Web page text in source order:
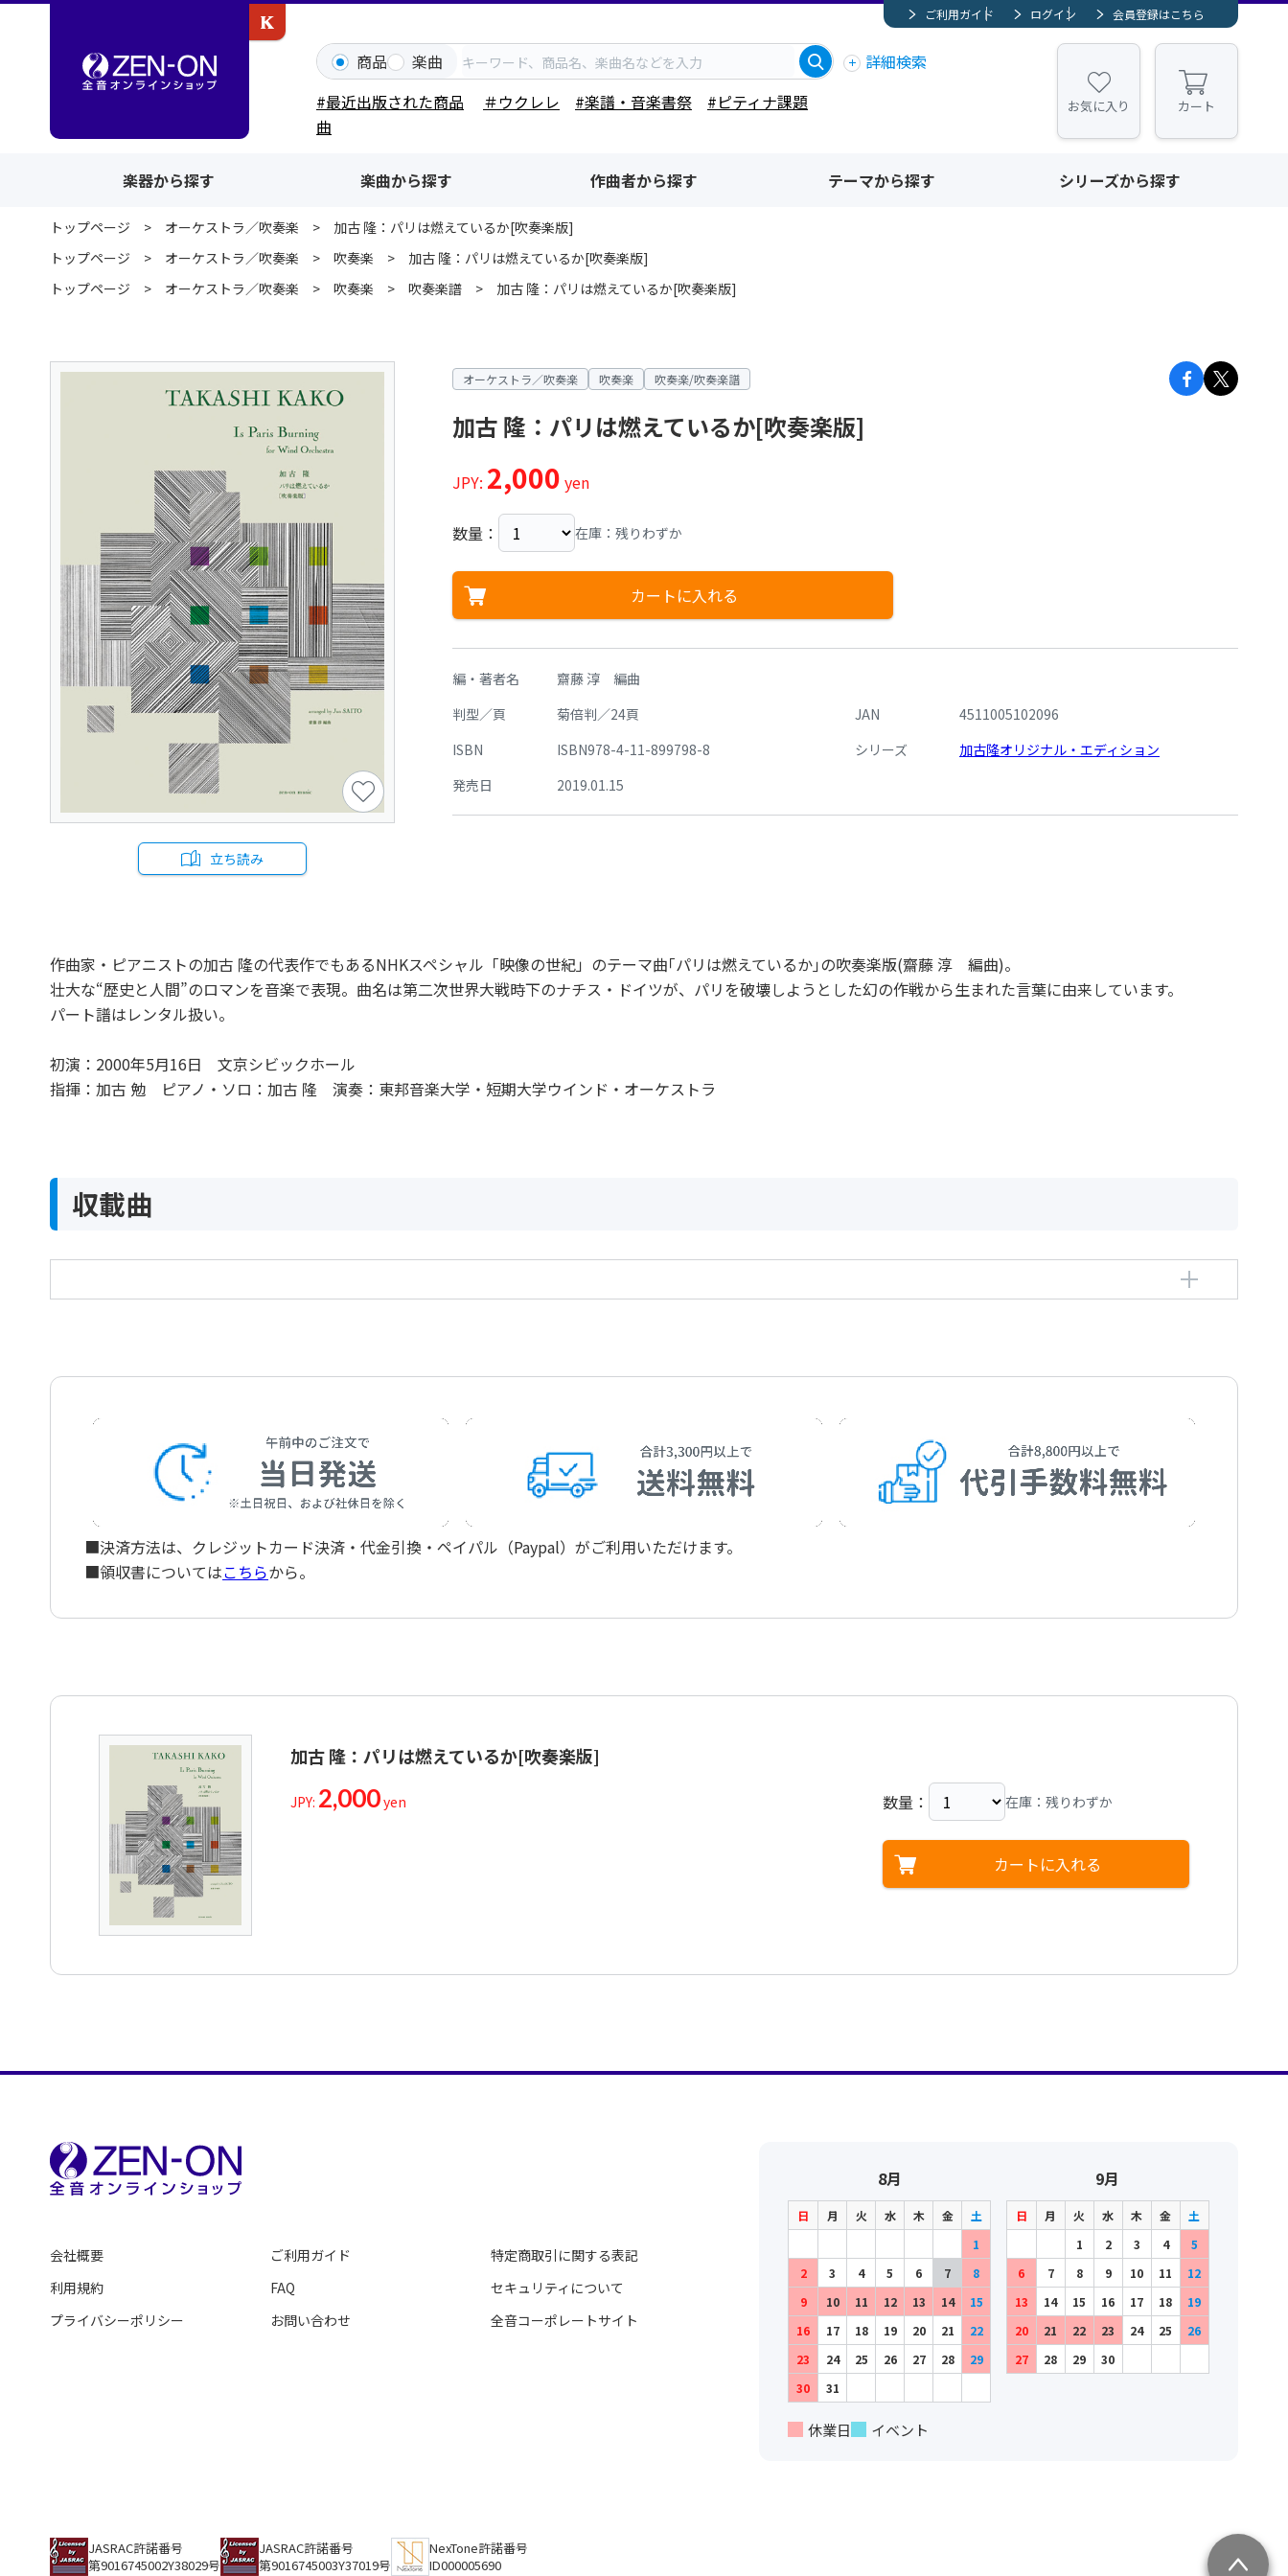
ご利用ガイド ログイン 会員登録はこちら
商品 楽曲
詳細検索
#最近出版された商品
＃ウクレレ #楽譜・音楽書祭
#ピティナ課題
曲
お気に入り カート
楽器から探す 楽曲から探す 作曲者から探す テーマから探す シリーズから探す
トップページ オーケストラ／吹奏楽
加古 隆：パリは燃えているか[吹奏楽版]
トップページ
オーケストラ／吹奏楽 吹奏楽
加古 隆：パリは燃えているか[吹奏楽版]
トップページ
オーケストラ／吹奏楽 吹奏楽 吹奏楽譜 加古 隆：パリは燃えているか[吹奏楽版]
立ち読み
オーケストラ／吹奏楽 吹奏楽 吹奏楽/吹奏楽譜
加古 隆：パリは燃えているか[吹奏楽版]
JPY: 2,000 yen
数量： 在庫：残りわずか
カートに入れる
編・著者名
齋藤 淳 編曲
判型／頁
菊倍判／24頁 JAN
4511005102096
ISBN
ISBN978-4-11-899798-8 シリーズ
加古隆オリジナル・エディション
発売日
2019.01.15
作曲家・ピアニストの加古 隆の代表作でもあるNHKスペシャル「映像の世紀」のテーマ曲｢パリは燃えているか｣の吹奏楽版(齋藤 淳 編曲)。
壮大な“歴史と人間”のロマンを音楽で表現。曲名は第二次世界大戦時下のナチス・ドイツが、パリを破壊しようとした幻の作戦から生まれた言葉に由来しています。
パート譜はレンタル扱い。
初演：2000年5月16日 文京シビックホール
指揮：加古 勉 ピアノ・ソロ：加古 隆 演奏：東邦音楽大学・短期大学ウインド・オーケストラ
収載曲
■決済方法は、クレジットカード決済・代金引換・ペイパル（Paypal）がご利用いただけます。
■領収書についてはこちらから。
加古 隆：パリは燃えているか[吹奏楽版]
JPY: 2,000yen 数量： 在庫：残りわずか
カートに入れる
会社概要
利用規約
プライバシーポリシー
ご利用ガイド
FAQ
お問い合わせ
特定商取引に関する表記
セキュリティについて
全音コーポレートサイト
JASRAC許諾番号
第9016745002Y38029号
JASRAC許諾番号
第9016745003Y37019号
NexTone許諾番号
ID000005690
8月
日 月 火 水 木 金
土
1
2
3 4 5 6 7
8
9
10 11 12 13 14
15
16
17 18 19 20 21
22
23
24 25 26 27 28
29
30
31
9月
日 月 火 水 木 金
土
1
2 3 4
5
6
7 8 9 10 11
12
13
14 15 16 17 18
19
20
21 22 23 24 25
26
27
28 29 30
休業日 イベント